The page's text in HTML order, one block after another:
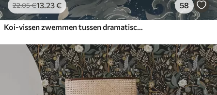
22.05€13.23€ 58
Koi-vissen zwemmen tussen dramatische oceaangolven